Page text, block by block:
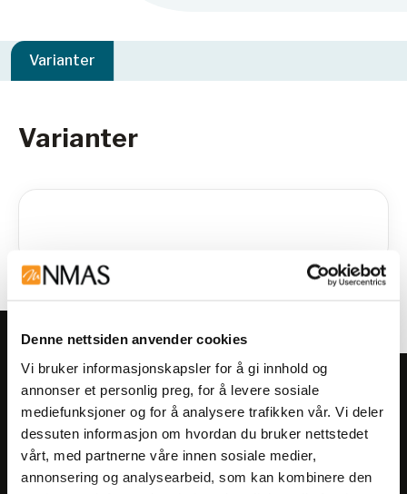
Denne nettsiden anvender cookies
Vi bruker informasjonskapsler for å gi innhold og
annonser et personlig preg, for å levere sosiale
mediefunksjoner og for å analysere trafikken vår. Vi deler
dessuten informasjon om hvordan du bruker nettstedet
vårt, med partnerne våre innen sosiale medier,
annonsering og analysearbeid, som kan kombinere den
Varianter
Varianter
Meld deg på vårt nyhetsbrev!
Få informasjon om produkter,
arrangementer og kampanjer.